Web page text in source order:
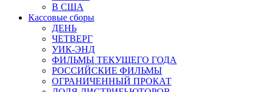
В США
Кассовые сборы
ДЕНЬ
ЧЕТВЕРГ
УИК-ЭНД
ФИЛЬМЫ ТЕКУЩЕГО ГОДА
РОССИЙСКИЕ ФИЛЬМЫ
ОГРАНИЧЕННЫЙ ПРОКАТ